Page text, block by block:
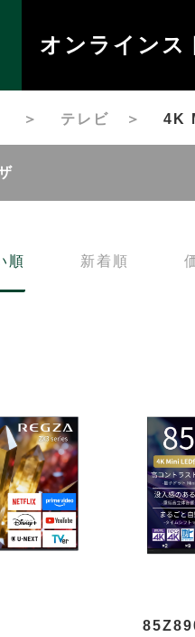
オンラインス
＞ テレビ ＞ 4K
順 新着順